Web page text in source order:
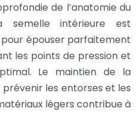
de l’anatomie du
intérieure est
épouser parfaitement
les points de pression et
Le maintien de la
les entorses et les
légers contribue à